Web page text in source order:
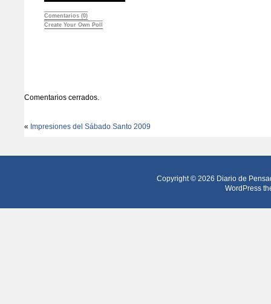
Comentarios (0)
Create Your Own Poll
Comentarios cerrados.
« Impresiones del Sábado Santo 2009
Copyright © 2026 Diario de
WordPress